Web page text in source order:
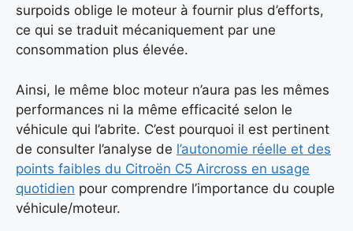
surpoids oblige le moteur à fournir plus d’efforts,
ce qui se traduit mécaniquement par une
consommation plus élevée.
Ainsi, le même bloc moteur n’aura pas les mêmes
performances ni la même efficacité selon le
véhicule qui l’abrite. C’est pourquoi il est pertinent
de consulter l’analyse de l’autonomie réelle et des
points faibles du Citroën C5 Aircross en usage
quotidien pour comprendre l’importance du couple
véhicule/moteur.